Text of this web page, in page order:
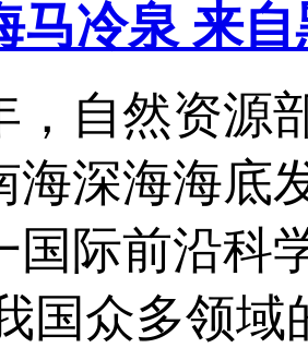
马冷泉 来
，自然资源
海深海海底
国际前沿科
国众多领